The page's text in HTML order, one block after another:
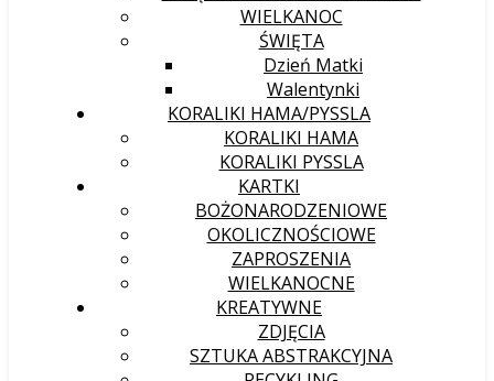
WIELKANOC
ŚWIĘTA
Dzień Matki
Walentynki
KORALIKI HAMA/PYSSLA
KORALIKI HAMA
KORALIKI PYSSLA
KARTKI
BOŻONARODZENIOWE
OKOLICZNOŚCIOWE
ZAPROSZENIA
WIELKANOCNE
KREATYWNE
ZDJĘCIA
SZTUKA ABSTRAKCYJNA